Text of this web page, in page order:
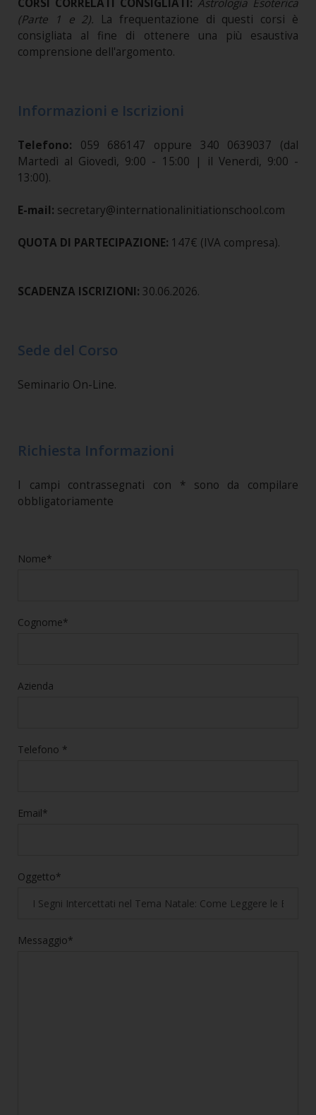
CORSI CORRELATI CONSIGLIATI: Astrologia Esoterica
(Parte 1 e 2). La frequentazione di questi corsi è
consigliata al fine di ottenere una più esaustiva
comprensione dell'argomento.
Informazioni e Iscrizioni
Telefono: 059 686147 oppure 340 0639037 (dal
Martedì al Giovedì, 9:00 - 15:00 | il Venerdì, 9:00 -
13:00).
E-mail: secretary@internationalinitiationschool.com
QUOTA DI PARTECIPAZIONE: 147€ (IVA compresa).
SCADENZA ISCRIZIONI: 30.06.2026.
Sede del Corso
Seminario On-Line.
Richiesta Informazioni
I campi contrassegnati con * sono da compilare
obbligatoriamente
Nome*
Cognome*
Azienda
Telefono *
Email*
Oggetto*
Messaggio*